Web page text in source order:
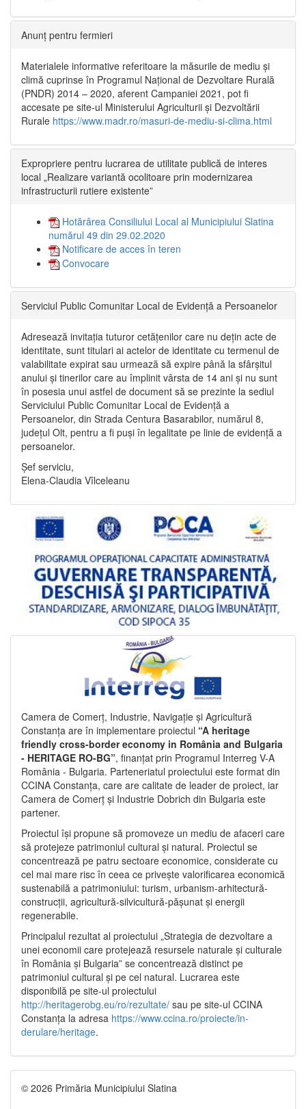
Anunț pentru fermieri
Materialele informative referitoare la măsurile de mediu și
climă cuprinse în Programul Național de Dezvoltare Rurală
(PNDR) 2014 – 2020, aferent Campaniei 2021, pot fi
accesate pe site-ul Ministerului Agriculturii și Dezvoltării
Rurale https://www.madr.ro/masuri-de-mediu-si-clima.html
Expropriere pentru lucrarea de utilitate publică de interes
local „Realizare variantă ocolitoare prin modernizarea
infrastructurii rutiere existente”
Hotărârea Consiliului Local al Municipiului Slatina
numărul 49 din 29.02.2020
Notificare de acces în teren
Convocare
Serviciul Public Comunitar Local de Evidență a Persoanelor
Adresează invitația tuturor cetățenilor care nu dețin acte de
identitate, sunt titulari ai actelor de identitate cu termenul de
valabilitate expirat sau urmează să expire până la sfârșitul
anului și tinerilor care au împlinit vârsta de 14 ani și nu sunt
în posesia unui astfel de document să se prezinte la sediul
Serviciului Public Comunitar Local de Evidență a
Persoanelor, din Strada Centura Basarabilor, numărul 8,
județul Olt, pentru a fi puși în legalitate pe linie de evidență a
persoanelor.
Șef serviciu,
Elena-Claudia Vîlceleanu
Camera de Comerț, Industrie, Navigație și Agricultură
Constanța are în implementare proiectul “A heritage
friendly cross-border economy in România and Bulgaria
- HERITAGE RO-BG”, finanțat prin Programul Interreg V-A
România - Bulgaria. Parteneriatul proiectului este format din
CCINA Constanța, care are calitate de leader de proiect, iar
Camera de Comerț și Industrie Dobrich din Bulgaria este
partener.
Proiectul își propune să promoveze un mediu de afaceri care
să protejeze patrimoniul cultural și natural. Proiectul se
concentrează pe patru sectoare economice, considerate cu
cel mai mare risc în ceea ce privește valorificarea economică
sustenabilă a patrimoniului: turism, urbanism-arhitectură-
construcții, agricultură-silvicultură-pășunat și energii
regenerabile.
Principalul rezultat al proiectului „Strategia de dezvoltare a
unei economii care protejează resursele naturale și culturale
în România și Bulgaria” se concentrează distinct pe
patrimoniul cultural și pe cel natural. Lucrarea este
disponibilă pe site-ul proiectului
http://heritagerobg.eu/ro/rezultate/ sau pe site-ul CCINA
Constanța la adresa https://www.ccina.ro/proiecte/in-
derulare/heritage.
© 2026 Primăria Municipiului Slatina